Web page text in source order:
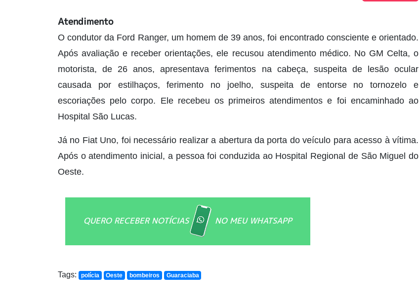
Atendimento
O condutor da Ford Ranger, um homem de 39 anos, foi encontrado consciente e orientado.
Após avaliação e receber orientações, ele recusou atendimento médico. No GM Celta, o
motorista, de 26 anos, apresentava ferimentos na cabeça, suspeita de lesão ocular
causada por estilhaços, ferimento no joelho, suspeita de entorse no tornozelo e
escoriações pelo corpo. Ele recebeu os primeiros atendimentos e foi encaminhado ao
Hospital São Lucas.
Já no Fiat Uno, foi necessário realizar a abertura da porta do veículo para acesso à vítima.
Após o atendimento inicial, a pessoa foi conduzida ao Hospital Regional de São Miguel do
Oeste.
QUERO RECEBER NOTÍCIAS NO MEU WHATSAPP
Tags: polícia Oeste bombeiros Guaraciaba